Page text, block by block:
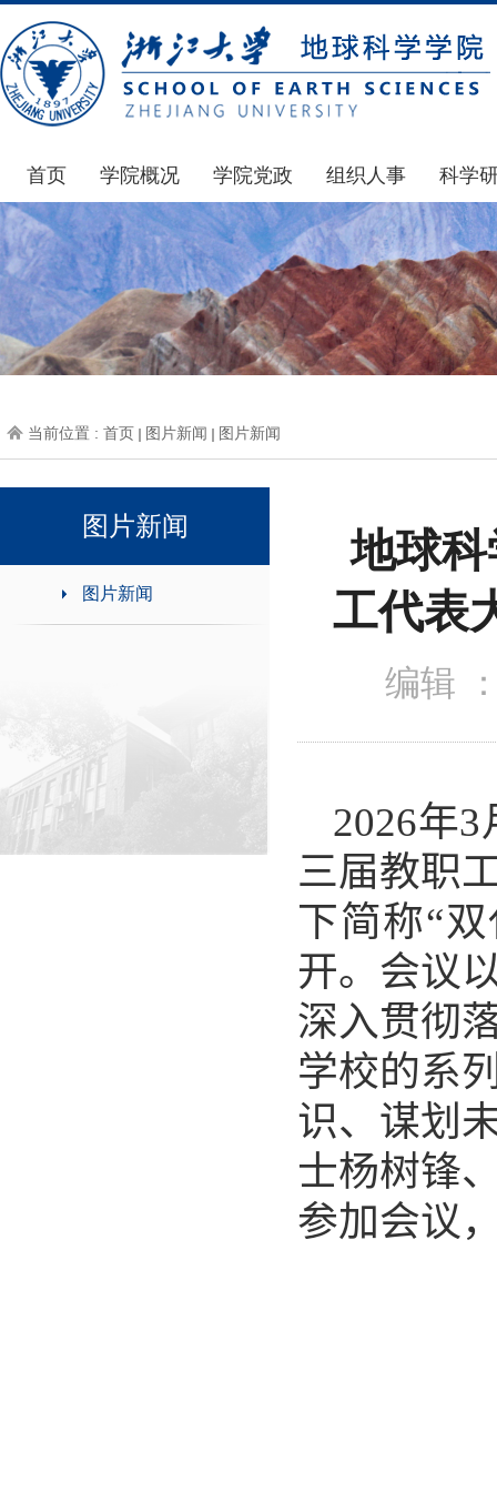
首页 学院概况
学院简介
发展简史
组织机构
师资力量
学院院刊
学院党政
通知公告
学院发文
党委会议纪要
党政联席会议纪要
人力资源会议纪要
办事指南
组织人事
通知公告
博士后管理
人才招聘
年度考核
下载专区
科学
国家
科研
通知
科研
地科
当前位置 : 首页 图片新闻 图片新闻
图片新闻
图片新闻
地球
工代表
编辑
2026年3
三届教职
下简称“
开。 会议
深入贯彻
学校的系
识、谋划
士杨树锋
参加会议